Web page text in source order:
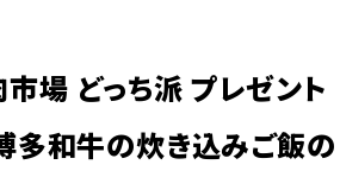
場 どっち派 プレゼント
多和牛の炊き込みご飯の